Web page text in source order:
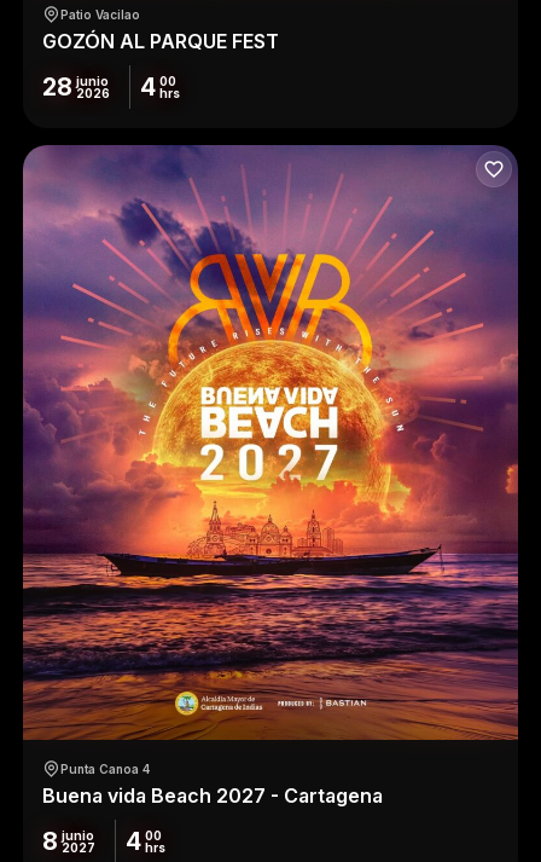
Patio Vacilao
GOZÓN AL PARQUE FEST
28 junio
2026
4 00
hrs
Punta Canoa 4
Buena vida Beach 2027 - Cartagena
8 junio
2027
4 00
hrs